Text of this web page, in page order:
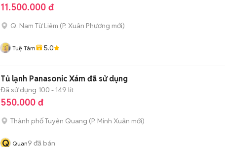
11.500.000 đ
Q. Nam Từ Liêm (P. Xuân Phương mới)
Tuệ Tâm 5.0
Tủ lạnh Panasonic Xám đã sử dụng
Đã sử dụng 100 - 149 lít
550.000 đ
Thành phố Tuyên Quang (P. Minh Xuân mới)
Q Quan9 đã bán